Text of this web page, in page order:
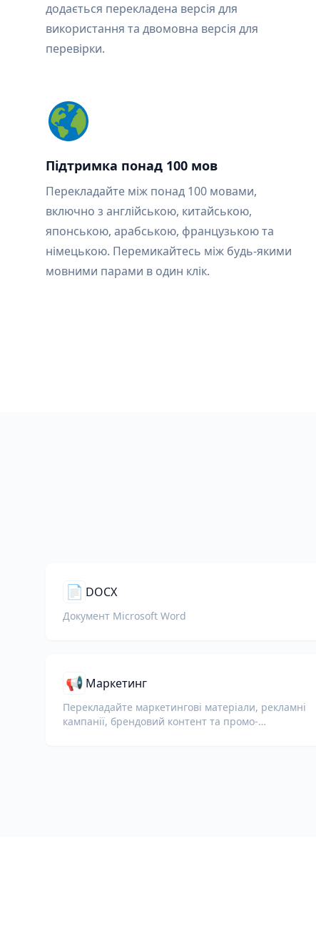
додається перекладена версія для
використання та двомовна версія для
перевірки.
Підтримка понад 100 мов
Перекладайте між понад 100 мовами,
включно з англійською, китайською,
японською, арабською, французькою та
німецькою. Перемикайтесь між будь-якими
мовними парами в один клік.
📄 DOCX
Документ Microsoft Word
📢 Маркетинг
Перекладайте маркетингові матеріали, рекламні
кампанії, брендовий контент та промо-